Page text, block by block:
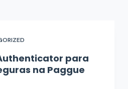
para
na Paggue